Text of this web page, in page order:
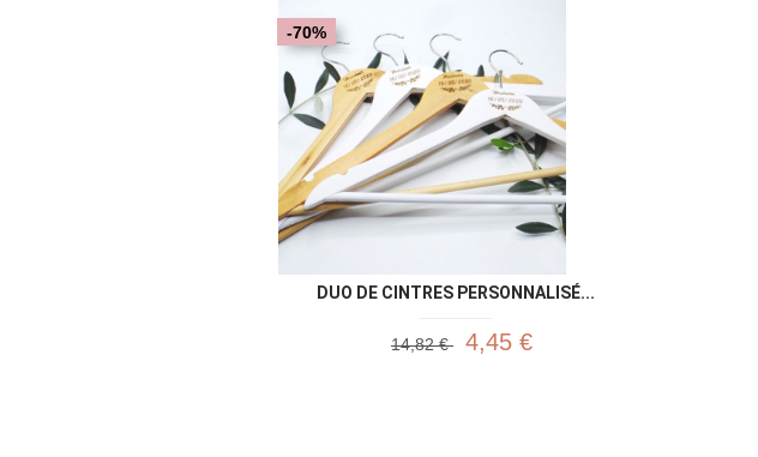
DUO DE CINTRES PERSONNALISÉ...
-70%
14,82 € 4,45 €